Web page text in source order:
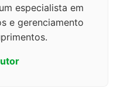
especialista em
e gerenciamento